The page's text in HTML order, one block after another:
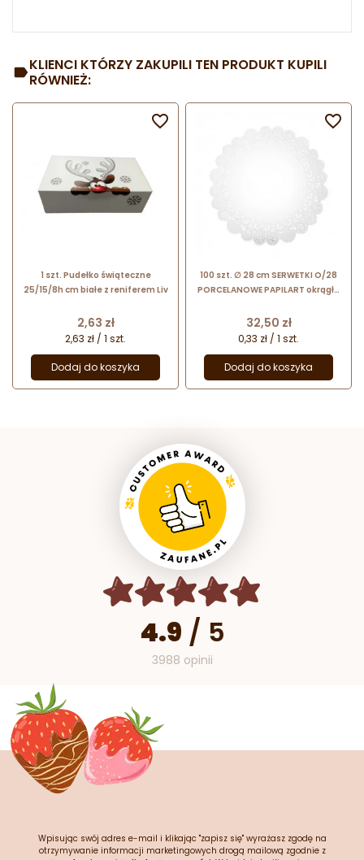
KLIENCI KTÓRZY ZAKUPILI TEN PRODUKT KUPILI
RÓWNIEŻ:
1 szt. Pudełko świąteczne
25/15/8h cm białe z reniferem Liv
Cena
2,63 zł
2,63 zł / 1 szt.
Dodaj do koszyka

100 szt. ∅ 28 cm SERWETKI O/28
PORCELANOWE PAPILART okrągłe
Cena
32,50 zł
0,33 zł / 1 szt.
Dodaj do koszyka

4.9 / 5
3988 opinii
Wpisując swój adres e-mail i klikając "zapisz się" wyrażasz zgodę na
otrzymywanie informacji marketingowych drogą mailową zgodnie z